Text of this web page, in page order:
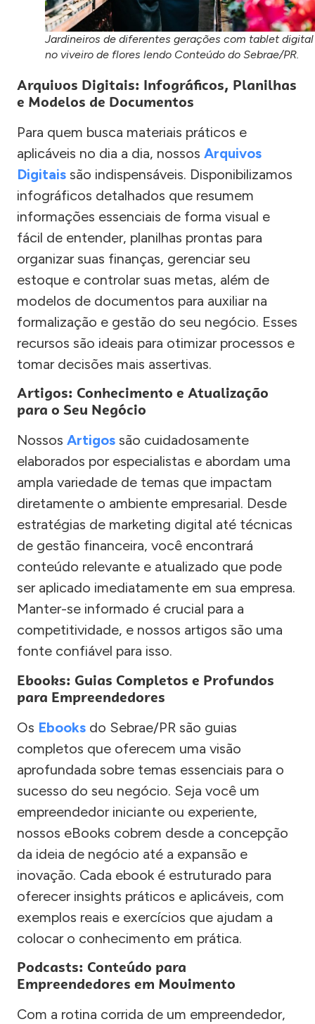
Jardineiros de diferentes gerações com tablet digital
no viveiro de flores lendo Conteúdo do Sebrae/PR.
Arquivos Digitais: Infográficos, Planilhas
e Modelos de Documentos
Para quem busca materiais práticos e
aplicáveis no dia a dia, nossos Arquivos
Digitais são indispensáveis. Disponibilizamos
infográficos detalhados que resumem
informações essenciais de forma visual e
fácil de entender, planilhas prontas para
organizar suas finanças, gerenciar seu
estoque e controlar suas metas, além de
modelos de documentos para auxiliar na
formalização e gestão do seu negócio. Esses
recursos são ideais para otimizar processos e
tomar decisões mais assertivas.
Artigos: Conhecimento e Atualização
para o Seu Negócio
Nossos Artigos são cuidadosamente
elaborados por especialistas e abordam uma
ampla variedade de temas que impactam
diretamente o ambiente empresarial. Desde
estratégias de marketing digital até técnicas
de gestão financeira, você encontrará
conteúdo relevante e atualizado que pode
ser aplicado imediatamente em sua empresa.
Manter-se informado é crucial para a
competitividade, e nossos artigos são uma
fonte confiável para isso.
Ebooks: Guias Completos e Profundos
para Empreendedores
Os Ebooks do Sebrae/PR são guias
completos que oferecem uma visão
aprofundada sobre temas essenciais para o
sucesso do seu negócio. Seja você um
empreendedor iniciante ou experiente,
nossos eBooks cobrem desde a concepção
da ideia de negócio até a expansão e
inovação. Cada ebook é estruturado para
oferecer insights práticos e aplicáveis, com
exemplos reais e exercícios que ajudam a
colocar o conhecimento em prática.
Podcasts: Conteúdo para
Empreendedores em Movimento
Com a rotina corrida de um empreendedor,